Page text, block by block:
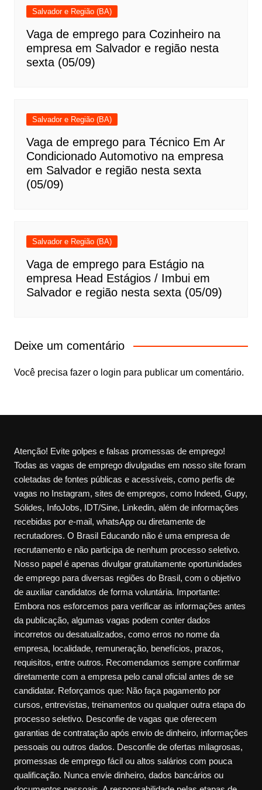
Salvador e Região (BA)
Vaga de emprego para Cozinheiro na
empresa em Salvador e região nesta
sexta (05/09)
Salvador e Região (BA)
Vaga de emprego para Técnico Em Ar
Condicionado Automotivo na empresa
em Salvador e região nesta sexta
(05/09)
Salvador e Região (BA)
Vaga de emprego para Estágio na
empresa Head Estágios / Imbui em
Salvador e região nesta sexta (05/09)
Deixe um comentário
Você precisa fazer o login para publicar um comentário.
Atenção! Evite golpes e falsas promessas de emprego!
Todas as vagas de emprego divulgadas em nosso site foram
coletadas de fontes públicas e acessíveis, como perfis de
vagas no Instagram, sites de empregos, como Indeed, Gupy,
Sólides, InfoJobs, IDT/Sine, Linkedin, além de informações
recebidas por e-mail, whatsApp ou diretamente de
recrutadores. O Brasil Educando não é uma empresa de
recrutamento e não participa de nenhum processo seletivo.
Nosso papel é apenas divulgar gratuitamente oportunidades
de emprego para diversas regiões do Brasil, com o objetivo
de auxiliar candidatos de forma voluntária. Importante:
Embora nos esforcemos para verificar as informações antes
da publicação, algumas vagas podem conter dados
incorretos ou desatualizados, como erros no nome da
empresa, localidade, remuneração, benefícios, prazos,
requisitos, entre outros. Recomendamos sempre confirmar
diretamente com a empresa pelo canal oficial antes de se
candidatar. Reforçamos que: Não faça pagamento por
cursos, entrevistas, treinamentos ou qualquer outra etapa do
processo seletivo. Desconfie de vagas que oferecem
garantias de contratação após envio de dinheiro, informações
pessoais ou outros dados. Desconfie de ofertas milagrosas,
promessas de emprego fácil ou altos salários com pouca
qualificação. Nunca envie dinheiro, dados bancários ou